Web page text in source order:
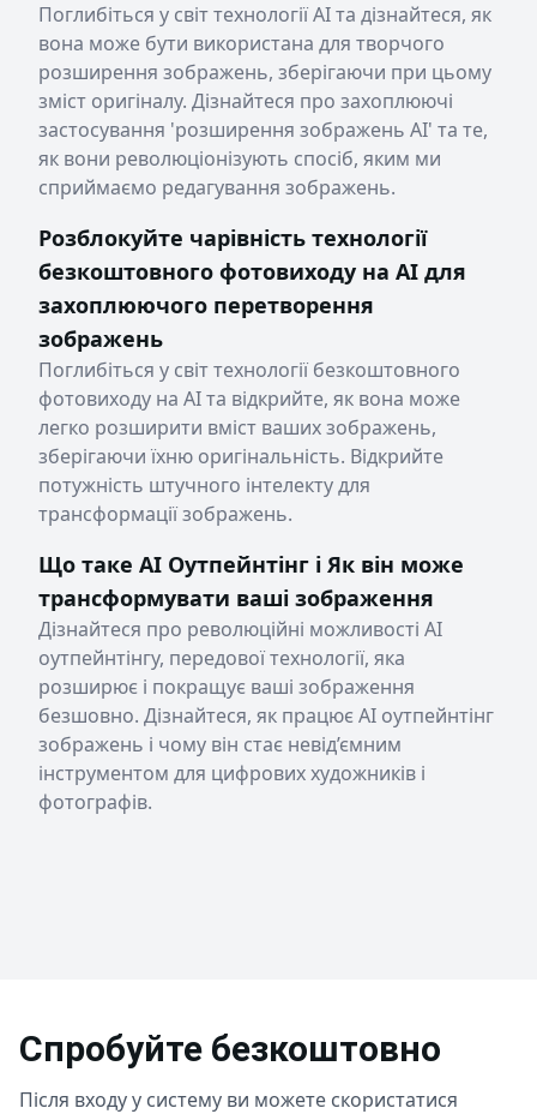
Поглибіться у світ технології AI та дізнайтеся, як
вона може бути використана для творчого
розширення зображень, зберігаючи при цьому
зміст оригіналу. Дізнайтеся про захоплюючі
застосування 'розширення зображень AI' ​​та те,
як вони революціонізують спосіб, яким ми
сприймаємо редагування зображень.
Розблокуйте чарівність технології
безкоштовного фотовиходу на AI для
захоплюючого перетворення
зображень
Поглибіться у світ технології безкоштовного
фотовиходу на AI та відкрийте, як вона може
легко розширити вміст ваших зображень,
зберігаючи їхню оригінальність. Відкрийте
потужність штучного інтелекту для
трансформації зображень.
Що таке AI Оутпейнтінг і Як він може
трансформувати ваші зображення
Дізнайтеся про революційні можливості AI
оутпейнтінгу, передової технології, яка
розширює і покращує ваші зображення
безшовно. Дізнайтеся, як працює AI оутпейнтінг
зображень і чому він стає невід’ємним
інструментом для цифрових художників і
фотографів.
Спробуйте безкоштовно
Після входу у систему ви можете скористатися